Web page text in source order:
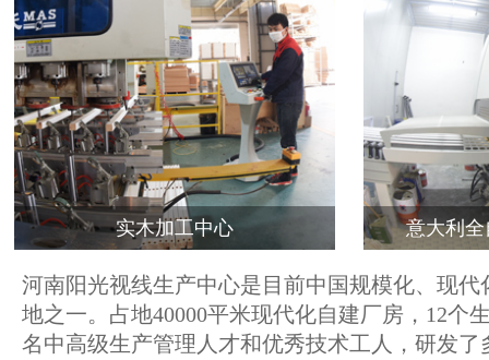
实木加工中心 意大利
河南阳光视线生产中心是目前中国规模化、现代
地之一。占地40000平米现代化自建厂房，12个
名中高级生产管理人才和优秀技术工人，研发了